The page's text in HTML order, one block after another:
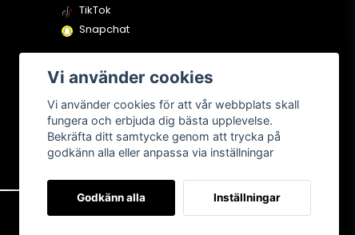
TikTok
Snapchat
Om oss
Vi använder cookies
Vi använder cookies för att vår webbplats skall
fungera och erbjuda dig bästa upplevelse.
Bekräfta ditt samtycke genom att trycka på
godkänn alla eller anpassa via inställningar
Godkänn alla Inställningar